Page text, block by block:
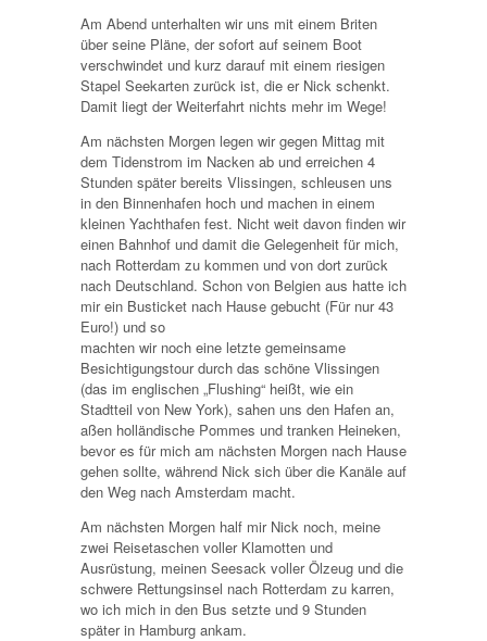
Am Abend unterhalten wir uns mit einem Briten
über seine Pläne, der sofort auf seinem Boot
verschwindet und kurz darauf mit einem riesigen
Stapel Seekarten zurück ist, die er Nick schenkt.
Damit liegt der Weiterfahrt nichts mehr im Wege!
Am nächsten Morgen legen wir gegen Mittag mit
dem Tidenstrom im Nacken ab und erreichen 4
Stunden später bereits Vlissingen, schleusen uns
in den Binnenhafen hoch und machen in einem
kleinen Yachthafen fest. Nicht weit davon finden wir
einen Bahnhof und damit die Gelegenheit für mich,
nach Rotterdam zu kommen und von dort zurück
nach Deutschland. Schon von Belgien aus hatte ich
mir ein Busticket nach Hause gebucht (Für nur 43
Euro!) und so
machten wir noch eine letzte gemeinsame
Besichtigungstour durch das schöne Vlissingen
(das im englischen „Flushing“ heißt, wie ein
Stadtteil von New York), sahen uns den Hafen an,
aßen holländische Pommes und tranken Heineken,
bevor es für mich am nächsten Morgen nach Hause
gehen sollte, während Nick sich über die Kanäle auf
den Weg nach Amsterdam macht.
Am nächsten Morgen half mir Nick noch, meine
zwei Reisetaschen voller Klamotten und
Ausrüstung, meinen Seesack voller Ölzeug und die
schwere Rettungsinsel nach Rotterdam zu karren,
wo ich mich in den Bus setzte und 9 Stunden
später in Hamburg ankam.